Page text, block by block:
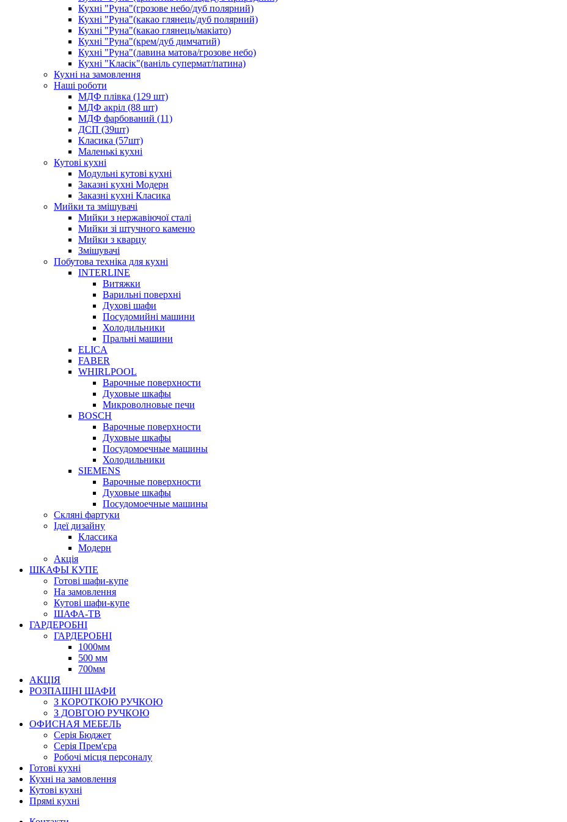
Кухні "Руна"(грозове небо/дуб полярний)
Кухні "Руна"(какао глянець/дуб полярний)
Кухні "Руна"(какао глянець/макіато)
Кухні "Руна"(крем/дуб димчатий)
Кухні "Руна"(лавина матова/грозове небо)
Кухні "Класік"(ваніль супермат/патина)
Кухні на замовлення
Наші роботи
МДФ плівка (129 шт)
МДФ акріл (88 шт)
МДФ фарбований (11)
ДСП (39шт)
Класика (57шт)
Маленькі кухні
Кутові кухні
Модульні кутові кухні
Заказні кухні Модерн
Заказні кухні Класика
Мийки та змішувачі
Мийки з нержавіючої сталі
Мийки зі штучного каменю
Мийки з кварцу
Змішувачі
Побутова техніка для кухні
INTERLINE
Витяжки
Варильні поверхні
Духові шафи
Посудомийні машини
Холодильники
Пральні машини
ELICA
FABER
WHIRLPOOL
Варочные поверхности
Духовые шкафы
Микроволновые печи
BOSCH
Варочные поверхности
Духовые шкафы
Посудомоечные машины
Холодильники
SIEMENS
Варочные поверхности
Духовые шкафы
Посудомоечные машины
Скляні фартуки
Ідеї дизайну
Класcика
Модерн
Акція
ШКАФЫ КУПЕ
Готові шафи-купе
На замовлення
Кутові шафи-купе
ШАФА-ТВ
ГАРДЕРОБНІ
ГАРДЕРОБНІ
1000мм
500 мм
700мм
АКЦІЯ
РОЗПАШНІ ШАФИ
З КОРОТКОЮ РУЧКОЮ
З ДОВГОЮ РУЧКОЮ
ОФИСНАЯ МЕБЕЛЬ
Серія Бюджет
Серія Прем'єра
Робочі місця персоналу
Готові кухні
Кухні на замовлення
Кутові кухні
Прямі кухні